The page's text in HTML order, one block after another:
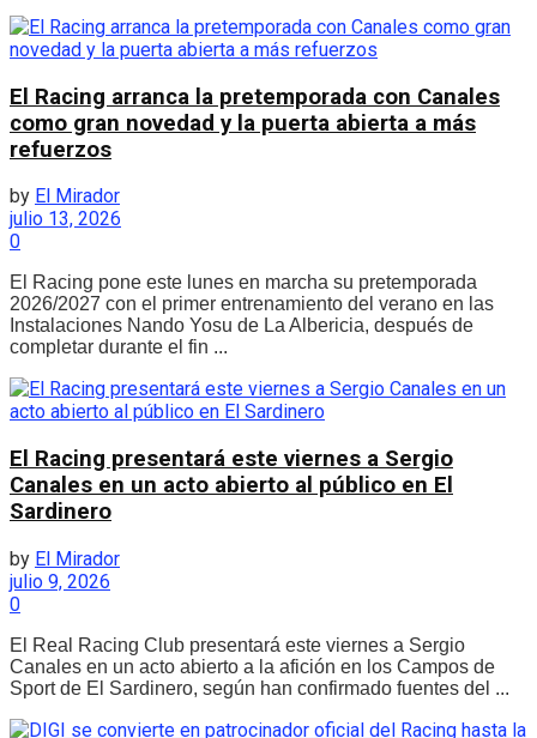
El Racing arranca la pretemporada con Canales
como gran novedad y la puerta abierta a más
refuerzos
by El Mirador
julio 13, 2026
0
El Racing pone este lunes en marcha su pretemporada
2026/2027 con el primer entrenamiento del verano en las
Instalaciones Nando Yosu de La Albericia, después de
completar durante el fin ...
El Racing presentará este viernes a Sergio
Canales en un acto abierto al público en El
Sardinero
by El Mirador
julio 9, 2026
0
El Real Racing Club presentará este viernes a Sergio
Canales en un acto abierto a la afición en los Campos de
Sport de El Sardinero, según han confirmado fuentes del ...